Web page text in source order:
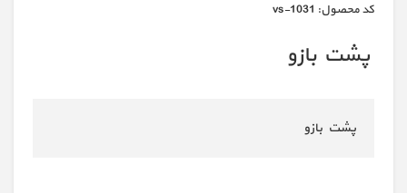
كد محصول: vs-1031
پشت بازو
پشت بازو